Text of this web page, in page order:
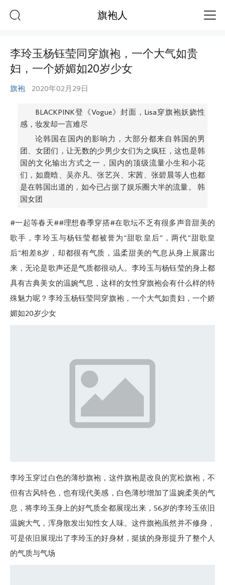
旗袍人
李玲玉杨钰莹同穿旗袍，一个大气如贵
妇，一个娇媚如20岁少女
旗袍 2020年02月29日
BLACKPINK登《Vogue》封面，Lisa穿旗袍妖娆性
感，妆发却一言难尽
论韩国在国内的影响力，大部分都来自韩国的男
团、女团们，让无数的少男少女们为之疯狂，这也是韩
国的文化输出方式之一，国内的顶级流量小生和小花
们，如鹿晗、吴亦凡、张艺兴、宋茜、张碧晨等人也都
是在韩国出道的，如今已占据了娱乐圈大半的流量。 韩
国女团
#一起等春天##理想春季穿搭#在歌坛不乏有很多声音甜美的
歌手，李玲玉与杨钰莹都被誉为“甜歌皇后”，两代“甜歌皇
后”相差8岁，却都很有气质，温柔甜美的气息从身上展露出
来，无论是歌声还是气质都很动人。李玲玉与杨钰莹的身上都
具有古典美女的温婉气息，这样的女性穿旗袍会有什么样的特
殊魅力呢？李玲玉杨钰莹同穿旗袍，一个大气如贵妇，一个娇
媚如20岁少女
李玲玉穿过白色的薄纱旗袍，这件旗袍是改良的宽松旗袍，不
但有古风特色，也有现代美感，白色薄纱增加了温婉柔美的气
息，将李玲玉身上的好气质全都展现出来，56岁的李玲玉依旧
温婉大气，浑身散发出知性女人味。这件旗袍虽然并不修身，
可是依旧展现出了李玲玉的好身材，挺拔的身形提升了整个人
的气质与气场